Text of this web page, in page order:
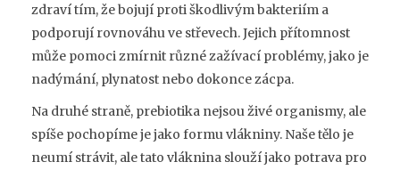
zdraví tím, že bojují proti škodlivým bakteriím a
podporují rovnováhu ve střevech. Jejich přítomnost
může pomoci zmírnit různé zažívací problémy, jako je
nadýmání, plynatost nebo dokonce zácpa.
Na druhé straně, prebiotika nejsou živé organismy, ale
spíše pochopíme je jako formu vlákniny. Naše tělo je
neumí strávit, ale tato vláknina slouží jako potrava pro